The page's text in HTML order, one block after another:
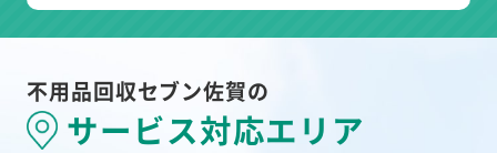
不用品回収セブン佐賀の
サービス対応エリア